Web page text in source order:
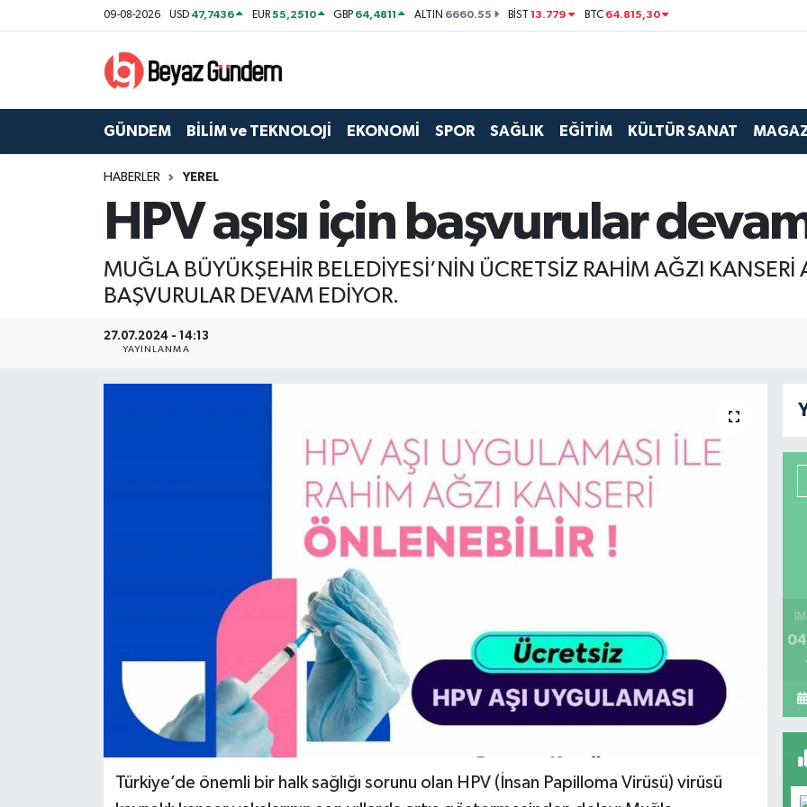
09-08-2026 USD 47,7436 EUR55,2510 GBP 64,4811 ALTIN 6660.55 BİST13.779 BTC 64.815,30
GÜNDEM BİLİM ve TEKNOLOJİ EKONOMİ SPOR SAĞLIK EĞİTİM KÜLTÜR SANAT
HABERLER YEREL
HPV aşısı için başvurular
MUĞLA BÜYÜKŞEHİR BELEDİYESİ’NİN ÜCRETSİZ RAHİM AĞZI
BAŞVURULAR DEVAM EDİYOR.
27.07.2024 - 14:13
YAYINLANMA
Türkiye’de önemli bir halk sağlığı sorunu olan HPV (İnsan Papilloma Virüsü) virüsü
GÜNDEM
BİLİM ve TEKNOLOJİ
KÜLTÜR SANAT
Hava Durumu
Trafik Durumu
Tüm Manşetler
Haber Arşivi